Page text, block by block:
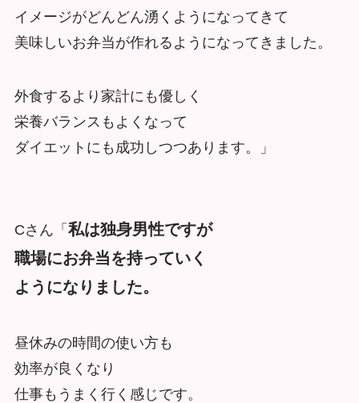
イメージがどんどん湧くようになってきて
美味しいお弁当が作れるようになってきました。
外食するより家計にも優しく
栄養バランスもよくなって
ダイエットにも成功しつつあります。」
Cさん「 私は独身男性ですが
職場にお弁当を持っていく
ようになりました。
昼休みの時間の使い方も
効率が良くなり
仕事もうまく行く感じです。